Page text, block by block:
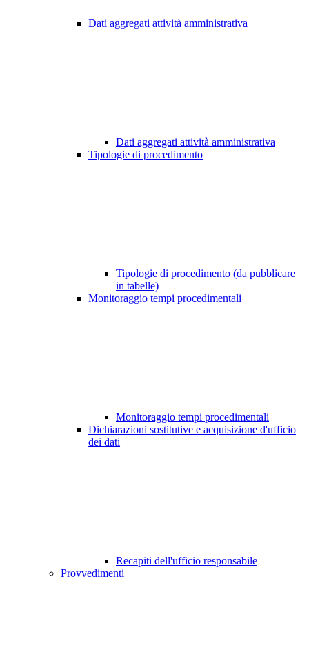
Dati aggregati attività amministrativa
Dati aggregati attività amministrativa
Tipologie di procedimento
Tipologie di procedimento (da pubblicare
in tabelle)
Monitoraggio tempi procedimentali
Monitoraggio tempi procedimentali
Dichiarazioni sostitutive e acquisizione d'ufficio
dei dati
Recapiti dell'ufficio responsabile
Provvedimenti